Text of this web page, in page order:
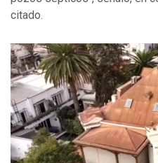
citado.